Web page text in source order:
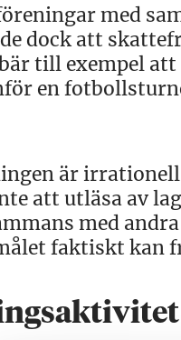
med
dock att
till exempel
en
är
att utläsa av
med
faktiskt kan